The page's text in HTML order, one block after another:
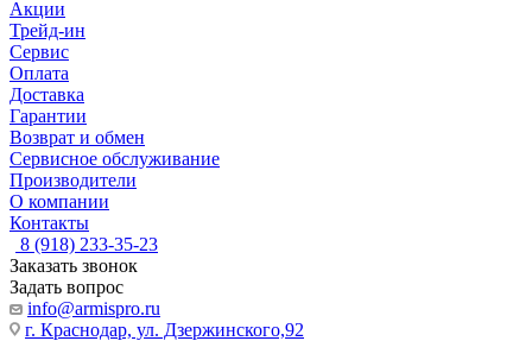
Акции
Трейд-ин
Сервис
Оплата
Доставка
Гарантии
Возврат и обмен
Сервисное обслуживание
Производители
О компании
Контакты
8 (918) 233-35-23
Заказать звонок
Задать вопрос
info@armispro.ru
г. Краснодар, ул. Дзержинского,92